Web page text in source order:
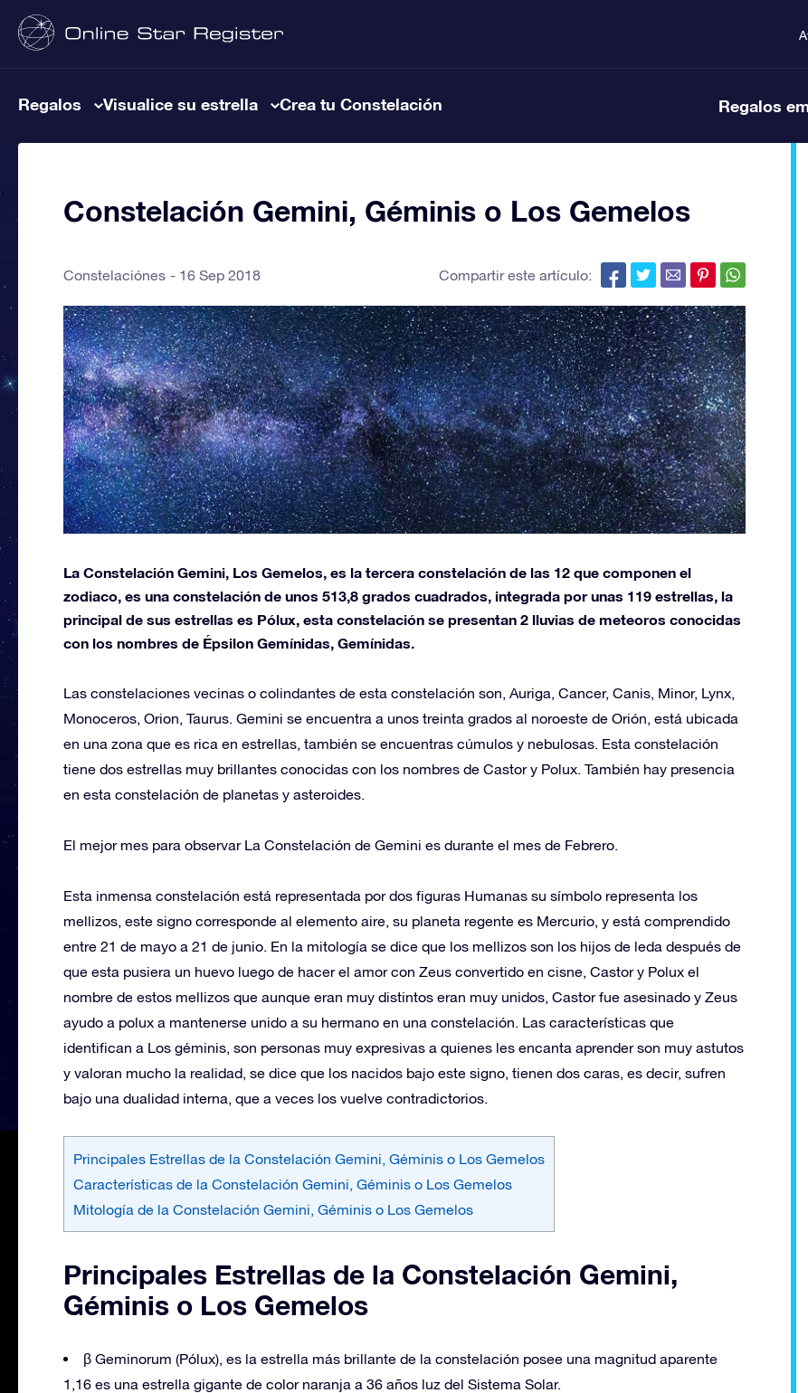
Regalos Visualice su estrella Crea tu Constelación Regalos
Constelación Gemini, Géminis o Los Gemelos
Constelaciónes 16 Sep 2018 Compartir este artículo:
La Constelación Gemini, Los Gemelos, es la tercera constelación de las 12 que componen el
zodiaco, es una constelación de unos 513,8 grados cuadrados, integrada por unas 119 estrellas, la
principal de sus estrellas es Pólux, esta constelación se presentan 2 lluvias de meteoros conocidas
con los nombres de Épsilon Gemínidas, Gemínidas.
Las constelaciones vecinas o colindantes de esta constelación son, Auriga, Cancer, Canis, Minor, Lynx,
Monoceros, Orion, Taurus. Gemini se encuentra a unos treinta grados al noroeste de Orión, está ubicada
en una zona que es rica en estrellas, también se encuentras cúmulos y nebulosas. Esta constelación
tiene dos estrellas muy brillantes conocidas con los nombres de Castor y Polux. También hay presencia
en esta constelación de planetas y asteroides.
El mejor mes para observar La Constelación de Gemini es durante el mes de Febrero.
Esta inmensa constelación está representada por dos figuras Humanas su símbolo representa los
mellizos, este signo corresponde al elemento aire, su planeta regente es Mercurio, y está comprendido
entre 21 de mayo a 21 de junio. En la mitología se dice que los mellizos son los hijos de leda después de
que esta pusiera un huevo luego de hacer el amor con Zeus convertido en cisne, Castor y Polux el
nombre de estos mellizos que aunque eran muy distintos eran muy unidos, Castor fue asesinado y Zeus
ayudo a polux a mantenerse unido a su hermano en una constelación. Las características que
identifican a Los géminis, son personas muy expresivas a quienes les encanta aprender son muy astutos
y valoran mucho la realidad, se dice que los nacidos bajo este signo, tienen dos caras, es decir, sufren
bajo una dualidad interna, que a veces los vuelve contradictorios.
Principales Estrellas de la Constelación Gemini, Géminis o Los Gemelos
Características de la Constelación Gemini, Géminis o Los Gemelos
Mitología de la Constelación Gemini, Géminis o Los Gemelos
Principales Estrellas de la Constelación Gemini,
Géminis o Los Gemelos
β Geminorum (Pólux), es la estrella más brillante de la constelación posee una magnitud aparente
1,16 es una estrella gigante de color naranja a 36 años luz del Sistema Solar.